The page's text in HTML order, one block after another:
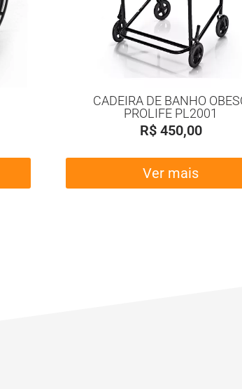
CADEIRA DE BANHO
PROLIFE PL2001
R$450,00
Ver mais